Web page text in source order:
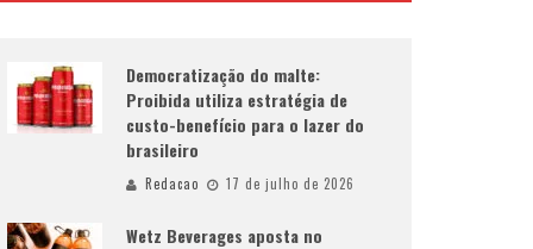
Democratização do malte:
Proibida utiliza estratégia de
custo-benefício para o lazer do
brasileiro
Redacao 17 de julho de 2026
Wetz Beverages aposta no